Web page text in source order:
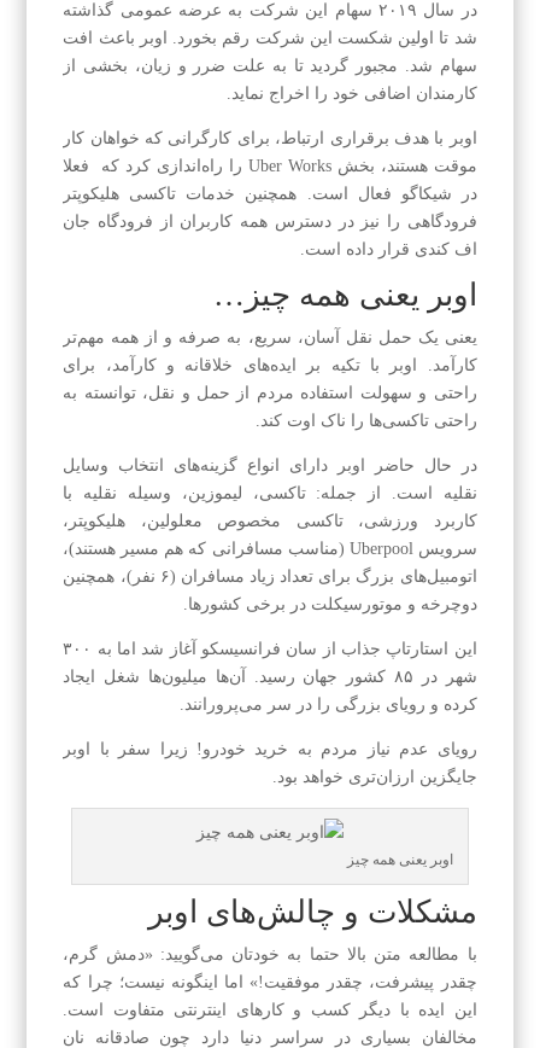
در سال ۲۰۱۹ سهام این شرکت به عرضه عمومی گذاشته
شد تا اولین شکست این شرکت رقم بخورد. اوبر باعث افت
سهام شد. مجبور گردید تا به علت ضرر و زیان، بخشی از
کارمندان اضافی خود را اخراج نماید.
اوبر با هدف برقراری ارتباط، برای کارگرانی که خواهان کار
موقت هستند، بخش Uber Works را راه‌اندازی کرد که فعلا
در شیکاگو فعال است. همچنین خدمات تاکسی هلیکوپتر
فرودگاهی را نیز در دسترس همه کاربران از فرودگاه جان
اف کندی قرار داده است.
اوبر یعنی همه چیز…
یعنی یک حمل نقل آسان، سریع، به صرفه و از همه مهم‌تر
کارآمد. اوبر با تکیه بر ایده‌های خلاقانه و کارآمد، برای
راحتی و سهولت استفاده مردم از حمل و نقل، توانسته به
راحتی تاکسی‌ها را ناک اوت کند.
در حال حاضر اوبر دارای انواع گزینه‌های انتخاب وسایل
نقلیه است. از جمله: تاکسی، لیموزین، وسیله نقلیه با
کاربرد ورزشی، تاکسی مخصوص معلولین، هلیکوپتر،
سرویس Uberpool (مناسب مسافرانی که هم مسیر هستند)،
اتومبیل‌های بزرگ برای تعداد زیاد مسافران (۶ نفر)، همچنین
دوچرخه و موتورسیکلت در برخی کشورها.
این استارتاپ جذاب از سان فرانسیسکو آغاز شد اما به ۳۰۰
شهر در ۸۵ کشور جهان رسید. آن‌ها میلیون‌ها شغل ایجاد
کرده و رویای بزرگی را در سر می‌پرورانند.
رویای عدم نیاز مردم به خرید خودرو! زیرا سفر با اوبر
جایگزین ارزان‌‌تری خواهد بود.
اوبر یعنی همه چیز
مشکلات و چالش‌های اوبر
با مطالعه متن بالا حتما به خودتان می‌گویید: «دمش گرم،
چقدر پیشرفت، چقدر موفقیت!» اما اینگونه نیست؛ چرا که
این ایده با دیگر کسب و کارهای اینترنتی متفاوت است.
مخالفان بسیاری در سراسر دنیا دارد چون صادقانه نان